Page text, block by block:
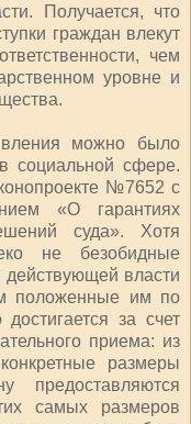
Получается, что
граждан влекут
чем
уровне и
можно было
социальной сфере.
№7652 с
«О гарантиях
суда». Хотя
не безобидные
власти
положенные им по
за счет
приема: из
размеры
предоставляются
самых размеров